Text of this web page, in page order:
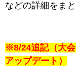
などの詳細をま
※8/24追記（大
アップデート）